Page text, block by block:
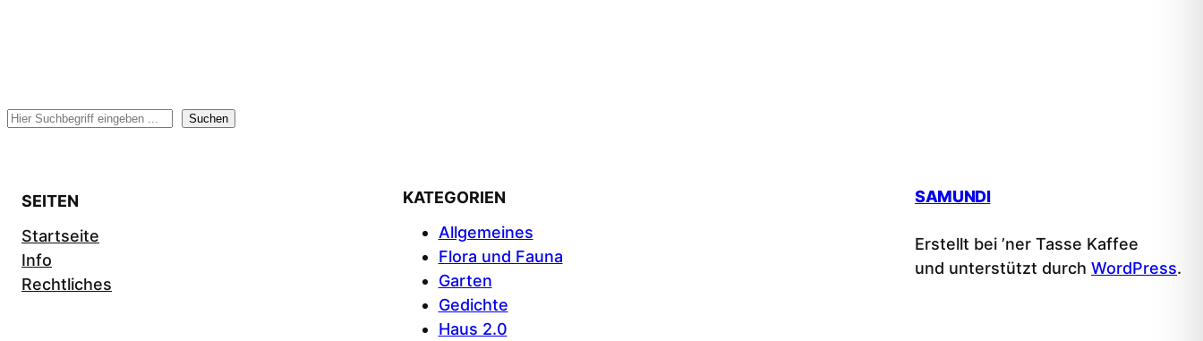
Suchen Suchen
SEITEN
Startseite
Info
Rechtliches
KATEGORIEN
Allgemeines
Flora und Fauna
Garten
Gedichte
Haus 2.0
SAMUNDI
Erstellt bei ’ner Tasse Kaffee
und unterstützt durch WordPress.